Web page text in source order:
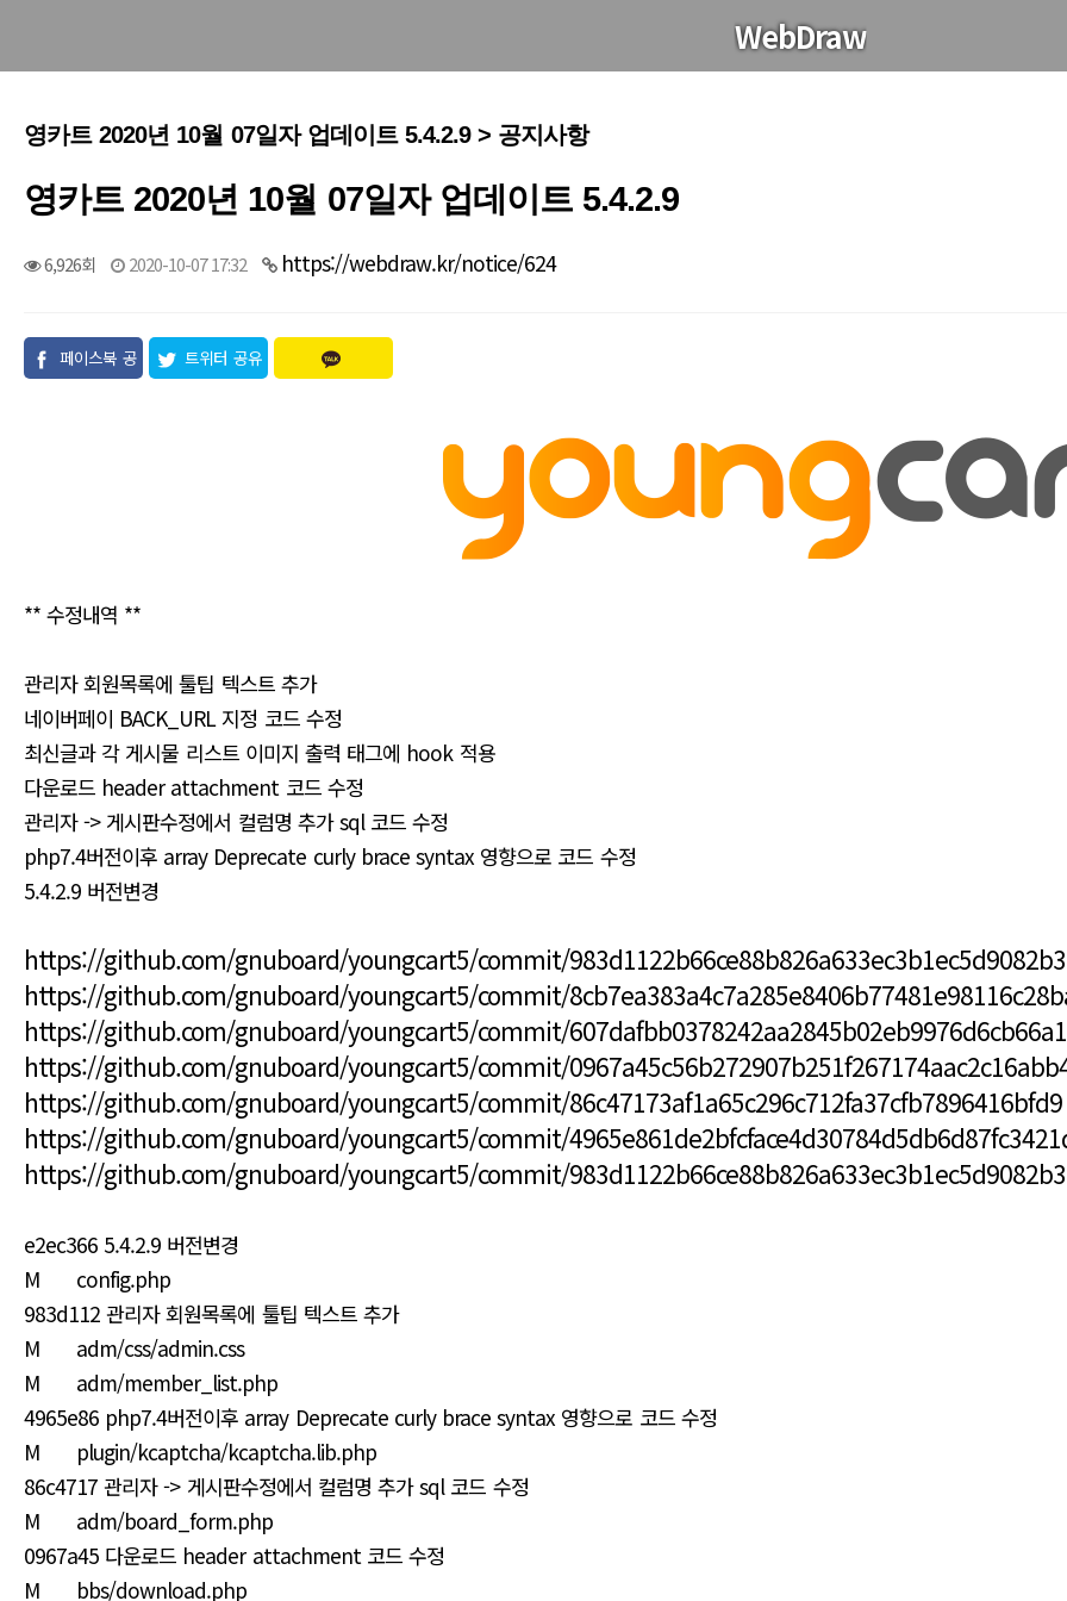
WebDraw
영카트 2020년 10월 07일자 업데이트 5.4.2.9 > 공지사항
영카트 2020년 10월 07일자 업데이트 5.4.2.9
6,926회 2020-10-07 17:32 https://webdraw.kr/notice/624
페이스북 공
트위터 공유
** 수정내역 **
관리자 회원목록에 툴팁 텍스트 추가
네이버페이 BACK_URL 지정 코드 수정
최신글과 각 게시물 리스트 이미지 출력 태그에 hook 적용
다운로드 header attachment 코드 수정
관리자 -> 게시판수정에서 컬럼명 추가 sql 코드 수정
php7.4버전이후 array Deprecate curly brace syntax 영향으로 코드 수정
5.4.2.9 버전변경
https://github.com/gnuboard/youngcart5/commit/
https://github.com/gnuboard/youngcart5/commit/
https://github.com/gnuboard/youngcart5/commit/
https://github.com/gnuboard/youngcart5/commit/
https://github.com/gnuboard/youngcart5/commit/86c47173af1a65c296c712fa37cfb7896416bfd9
https://github.com/gnuboard/youngcart5/commit/
https://github.com/gnuboard/youngcart5/commit/
e2ec366 5.4.2.9 버전변경
M config.php
983d112 관리자 회원목록에 툴팁 텍스트 추가
M adm/css/admin.css
M adm/member_list.php
4965e86 php7.4버전이후 array Deprecate curly brace syntax 영향으로 코드 수정
M plugin/kcaptcha/kcaptcha.lib.php
86c4717 관리자 -> 게시판수정에서 컬럼명 추가 sql 코드 수정
M adm/board_form.php
0967a45 다운로드 header attachment 코드 수정
M bbs/download.php